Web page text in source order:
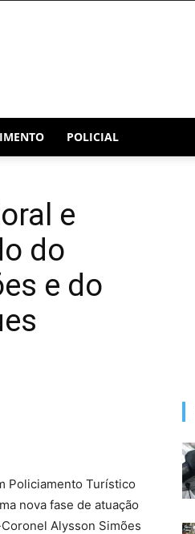
POLICIAL
e
do
e do
Policiamento Turístico
nova fase de atuação
Alysson Simões